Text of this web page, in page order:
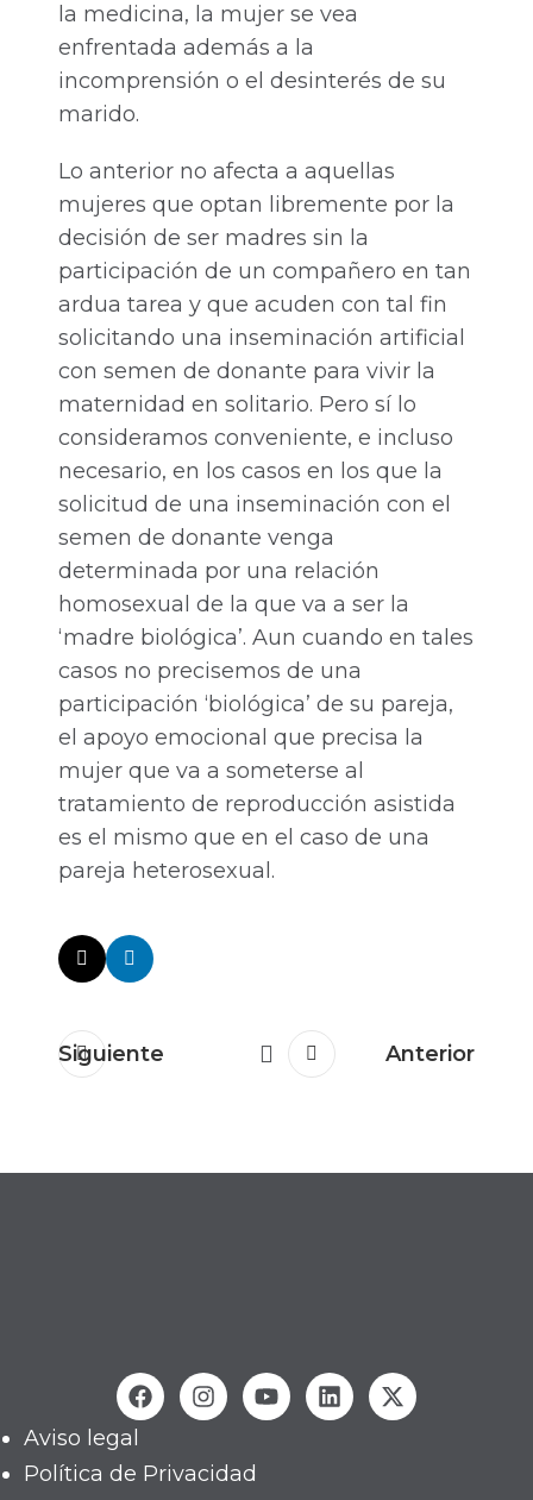
la medicina, la mujer se vea
enfrentada además a la
incomprensión o el desinterés de su
marido.
Lo anterior no afecta a aquellas
mujeres que optan libremente por la
decisión de ser madres sin la
participación de un compañero en tan
ardua tarea y que acuden con tal fin
solicitando una inseminación artificial
con semen de donante para vivir la
maternidad en solitario. Pero sí lo
consideramos conveniente, e incluso
necesario, en los casos en los que la
solicitud de una inseminación con el
semen de donante venga
determinada por una relación
homosexual de la que va a ser la
‘madre biológica’. Aun cuando en tales
casos no precisemos de una
participación ‘biológica’ de su pareja,
el apoyo emocional que precisa la
mujer que va a someterse al
tratamiento de reproducción asistida
es el mismo que en el caso de una
pareja heterosexual.
Siguiente Anterior
Aviso legal
Política de Privacidad